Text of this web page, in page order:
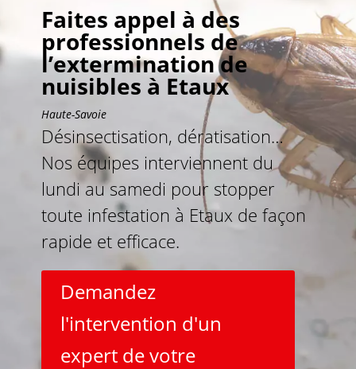
Faites appel à des
professionnels de
l’extermination de
nuisibles à Etaux
Haute-Savoie
Désinsectisation, dératisation…
Nos équipes interviennent du
lundi au samedi pour stopper
toute infestation à Etaux de façon
rapide et efficace.
Demandez
l'intervention d'un
expert de votre